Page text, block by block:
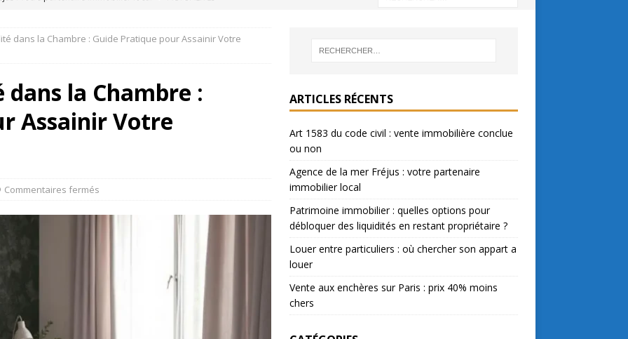
Paris : prix 40% moins chers
VENDRE
: vente immobilière conclue ou non DROIT IMMO
dans la Chambre : Guide Pratique pour Assainir Votre
la Chambre :
Assainir Votre
Commentaires fermés
ARTICLES RÉCENTS
Art 1583 du code civil : vente immobilière conclue
ou non
Agence de la mer Fréjus : votre partenaire
immobilier local
Patrimoine immobilier : quelles options pour
débloquer des liquidités en restant propriétaire ?
Louer entre particuliers : où chercher son appart a
louer
Vente aux enchères sur Paris : prix 40% moins
chers